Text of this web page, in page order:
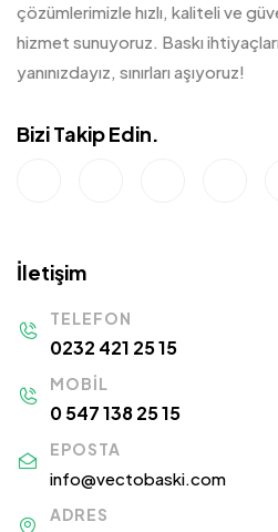
çözümlerimizle hızlı, kaliteli ve
hizmet sunuyoruz. Baskı
yanınızdayız, sınırları aşıyoruz!
Bizi Takip Edin.
İletişim
TELEFON
0232 421 25 15
MOBIL
0 547 138 25 15
EPOSTA
info@vectobaski.com
ADRES